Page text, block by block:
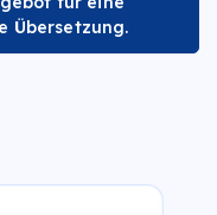
Übersetzung.